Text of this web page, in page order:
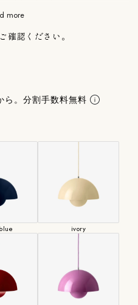
にてご用意ください。
す。）
納品されます。コードの長さ調
～照明下端の長さの範囲を選択
お打ち合わせとなります。
の差が生じることもございま
more
確認ください。
ら。分割手数料無料
ivory